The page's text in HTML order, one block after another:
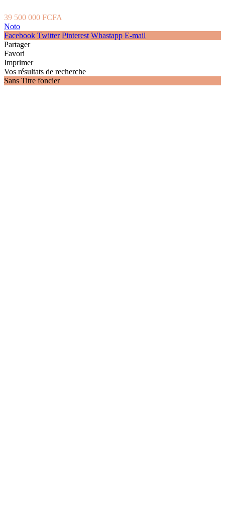
39 500 000 FCFA
Noto
Facebook Twitter Pinterest Whastapp E-mail
Partager
Favori
Imprimer
Vos résultats de recherche
Sans Titre foncier